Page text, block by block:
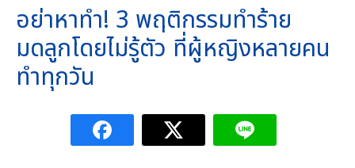
อย่าหาทำ! 3 พฤติกรรมทำร้าย
มดลูกโดยไม่รู้ตัว ที่ผู้หญิงหลายคน
ทำทุกวัน